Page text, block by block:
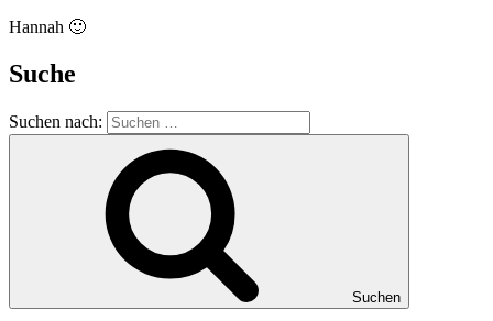
Hannah 🙂
Suche
Suchen nach:
Suchen